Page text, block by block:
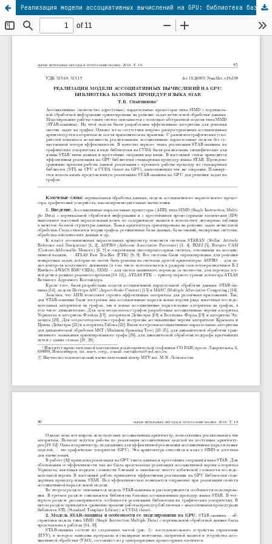
Реализация модели ассоциативных вычислений на GPU: библиотека базовых процедур языка STAR